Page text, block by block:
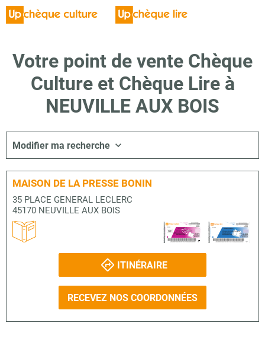
Votre point de vente Chèque
Culture et Chèque Lire à
NEUVILLE AUX BOIS
Modifier ma recherche
MAISON DE LA PRESSE BONIN
35 PLACE GENERAL LECLERC
45170 NEUVILLE AUX BOIS
ITINÉRAIRE
RECEVEZ NOS COORDONNÉES